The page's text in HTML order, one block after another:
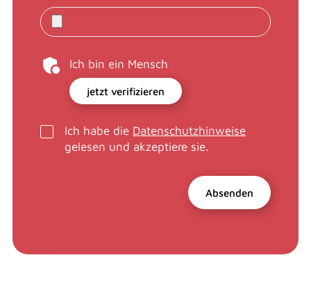
Ich bin ein Mensch
jetzt verifizieren
Ich habe die Datenschutzhinweise
gelesen und akzeptiere sie.